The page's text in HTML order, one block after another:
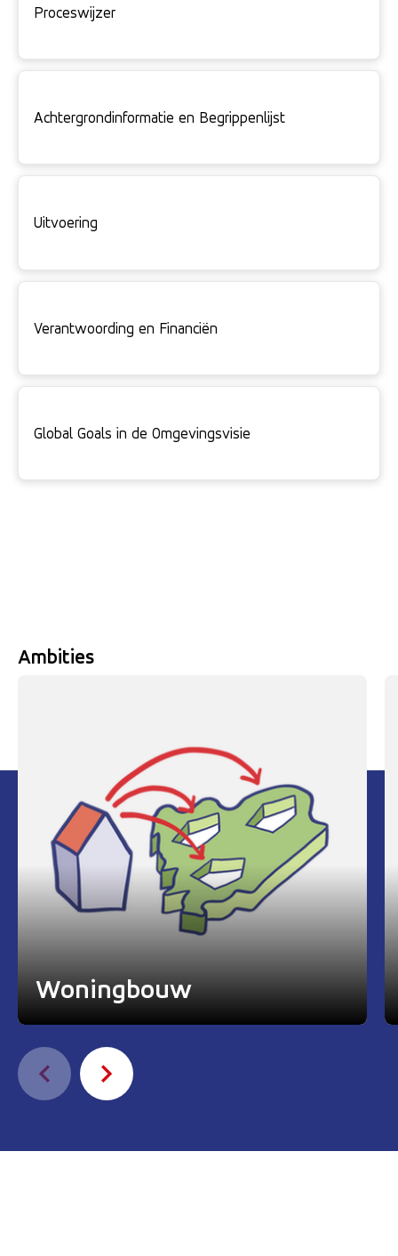
Proceswijzer
Achtergrondinformatie en Begrippenlijst
Uitvoering
Verantwoording en Financiën
Global Goals in de Omgevingsvisie
Ambities
Woningbouw